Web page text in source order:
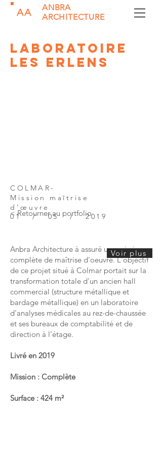
AA
ANBRA
ARCHITECTURE
Voir plus
LABORATOIRE
LES ERLENS
Anbra Architecture à assuré une mission
complète de maîtrise d'oeuvre. L'objectif
de ce projet situé à Colmar portait sur la
transformation totale d'un ancien hall
commercial (structure métallique et
bardage métallique) en un laboratoire
d'analyses médicales au rez-de-chaussée
et ses bureaux de comptabilité et de
direction à l'étage.
Livré en 2019
Mission : Complète
Surface : 424 m²
COLMAR-
Mission maîtrise
d' œuvre
01 / 05 / 2019
< Retourner au portfolio